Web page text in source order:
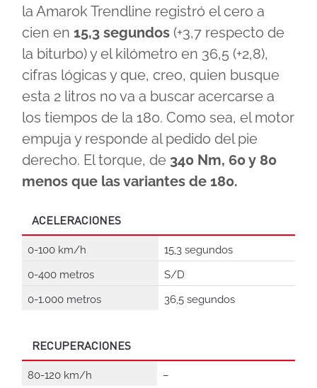
la Amarok Trendline registró el cero a
cien en 15,3 segundos (+3,7 respecto de
la biturbo) y el kilómetro en 36,5 (+2,8),
cifras lógicas y que, creo, quien busque
esta 2 litros no va a buscar acercarse a
los tiempos de la 180. Como sea, el motor
empuja y responde al pedido del pie
derecho. El torque, de 340 Nm, 60 y 80
menos que las variantes de 180.
ACELERACIONES
0-100 km/h
15,3 segundos
0-400 metros
S/D
0-1.000 metros
36,5 segundos
RECUPERACIONES
80-120 km/h –